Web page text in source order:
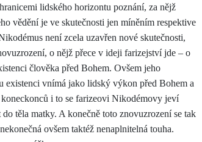
lidského horizontu poznání, za nějž
vědění je ve skutečnosti jen míněním respektive
není zcela uzavřen nové skutečnosti,
o nějž přece v ideji farizejství jde – o
člověka před Bohem. Ovšem jeho
existenci vnímá jako lidský výkon před Bohem a
i to se farizeovi Nikodémovy jeví
těla matky. A konečně toto znovuzrození se tak
ovšem taktéž nenaplnitelná touha.